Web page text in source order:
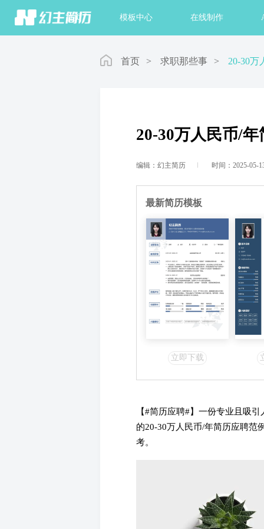
首页 模板中心 在线制作
首页 > 求职那些事 > 20-30万
20-30万人民币/
编辑：幻主简历 时间：2025-05-
最新简历模板
立即下载
【#简历应聘#】一份专业且吸
的20-30万人民币/年简历应聘范
考。